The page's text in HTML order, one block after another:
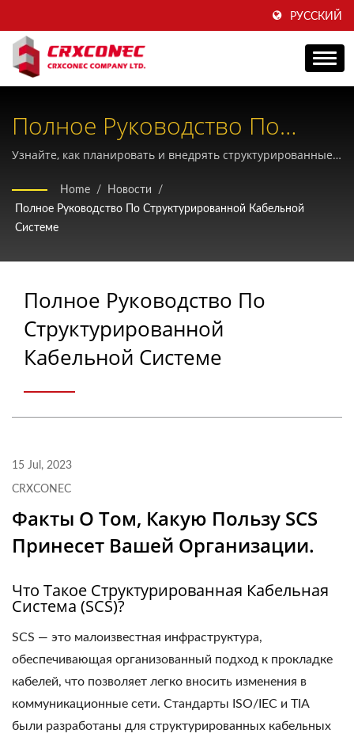
РУССКИЙ
Полное Руководство По
Структурированным
Кабельным Системам —
Основы Проектирования
Узнайте, как планировать и внедрять структурированные
потребностям сети, с помощьюCRXCONECКомплексная
проектная структура, основанная на стандартах ISO/IEC и
TIA.
Home / Новости
/
Полное Руководство По Структурированной Кабельной
Системе
Полное Руководство По
Структурированной
Кабельной Системе
15 Jul, 2023
CRXCONEC
Факты О Том, Какую Пользу SCS
Принесет Вашей Организации.
Что Такое Структурированная Кабельная
Система (SCS)?
SCS — это малоизвестная инфраструктура,
обеспечивающая организованный подход к прокладке
кабелей, что позволяет легко вносить изменения в
коммуникационные сети. Стандарты ISO/IEC и TIA
были разработаны для структурированных кабельных